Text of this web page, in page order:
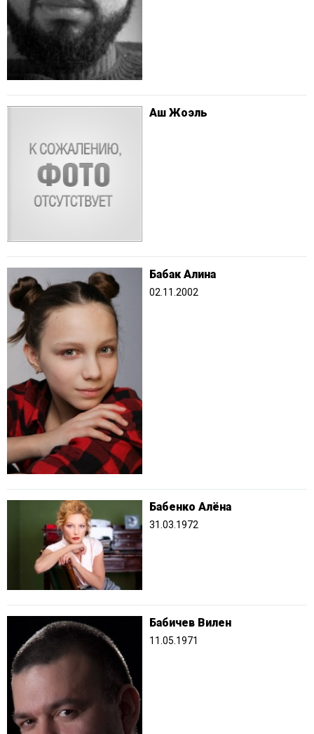
Аш Жоэль
Бабак Алина
02.11.2002
Бабенко Алёна
31.03.1972
Бабичев Вилен
11.05.1971